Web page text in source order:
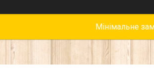
Мінімальне